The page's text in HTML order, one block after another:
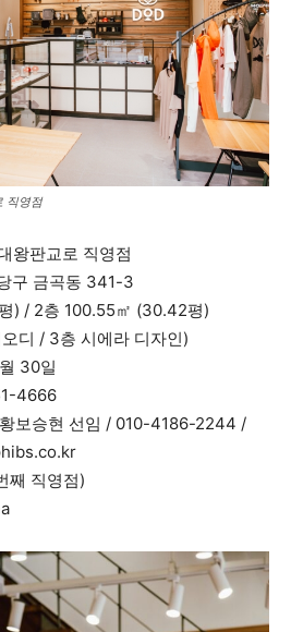
직영점
왕판교로 직영점
구 금곡동 341-3
) / 2층 100.55㎡ (30.42평)
디 / 3층 시에라 디자인)
30일
4666
보승현 선임 / 010-4186-2244 /
째 직영점)